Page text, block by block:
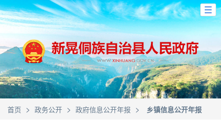
首页 > 政务公开 > 政府信息公开年报 > 乡镇信息公开年报